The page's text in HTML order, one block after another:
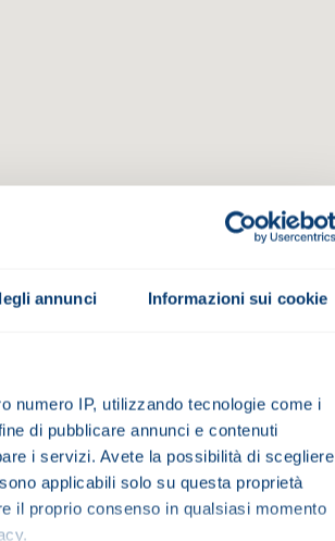
annunci Informazioni sui cookie
numero IP, utilizzando tecnologie come i
di pubblicare annunci e contenuti
i servizi. Avete la possibilità di scegliere
applicabili solo su questa proprietà
il proprio consenso in qualsiasi momento